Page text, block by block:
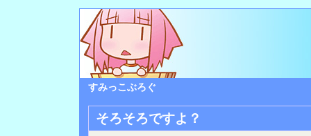
すみっこぶろぐ
そろそろですよ？